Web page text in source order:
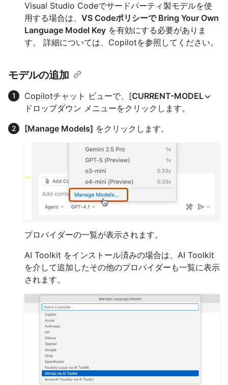
Visual Studio Codeでサードパーティ製モデルを使
用する場合は、 VS Codeポリシーで Bring Your Own
Language Model Key を有効にする必要がありま
す。 詳細については、Copilotを参照してください。
モデルの追加
Copilotチャット ビューで、[CURRENT-MODEL
ドロップダウン メニューをクリックします。
[Manage Models] をクリックします。
プロバイダーの一覧が表示されます。
AI Toolkit をインストール済みの場合は、AI Toolkit
を介して追加したその他のプロバイダーも一覧に表示
されます。